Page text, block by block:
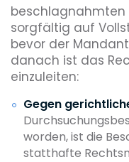
beschlagnahmten
sorgfältig auf
bevor der
danach ist das
einzuleiten:
Gegen
worden, ist die
statthafte